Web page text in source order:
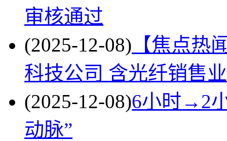
审核通过
(2025-12-08) 【焦点热
科技公司 含光纤销售
(2025-12-08)6小时→2
动脉”